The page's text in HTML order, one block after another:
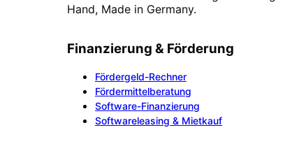
Hand, Made in Germany.
Finanzierung & Förderung
Fördergeld-Rechner
Fördermittelberatung
Software-Finanzierung
Softwareleasing & Mietkauf